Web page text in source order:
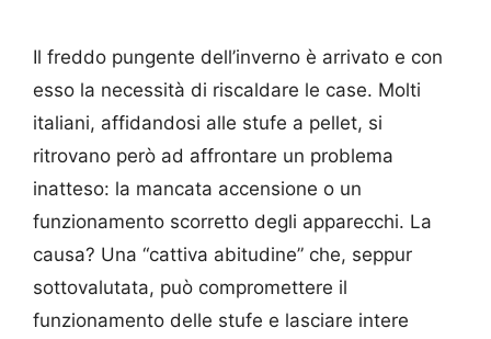
Il freddo pungente dell’inverno è arrivato e con
esso la necessità di riscaldare le case. Molti
italiani, affidandosi alle stufe a pellet, si
ritrovano però ad affrontare un problema
inatteso: la mancata accensione o un
funzionamento scorretto degli apparecchi. La
causa? Una “cattiva abitudine” che, seppur
sottovalutata, può compromettere il
funzionamento delle stufe e lasciare intere